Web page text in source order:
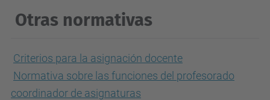
Otras normativas
Criterios para la asignación docente
Normativa sobre las funciones del profesorado
coordinador de asignaturas